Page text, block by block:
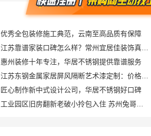
优秀全包装修施工典范，云南至高品质有保障
惠州装修十年专注，华居不锈钢提供靠谱服务
匠心制作新中式设计公司，华居不锈钢好口碑